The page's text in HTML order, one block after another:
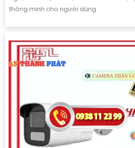
thông minh cho người dùng